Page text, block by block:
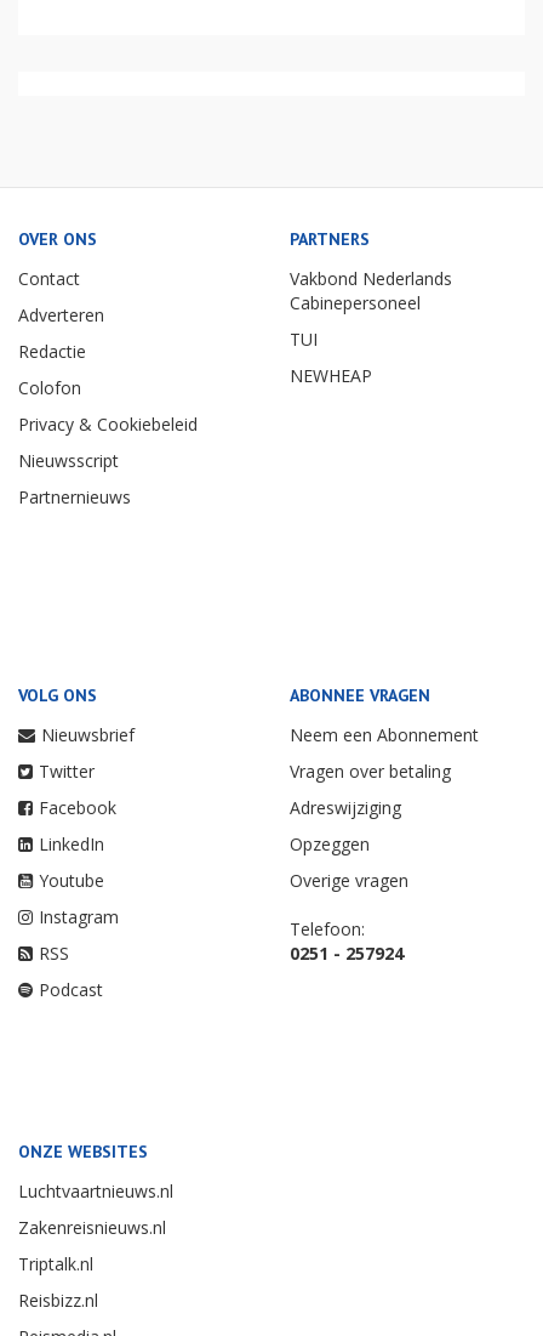
OVER ONS
Contact
Adverteren
Redactie
Colofon
Privacy & Cookiebeleid
Nieuwsscript
Partnernieuws
PARTNERS
Vakbond Nederlands
Cabinepersoneel
TUI
NEWHEAP
VOLG ONS
Nieuwsbrief
Twitter
Facebook
LinkedIn
Youtube
Instagram
RSS
Podcast
ABONNEE VRAGEN
Neem een Abonnement
Vragen over betaling
Adreswijziging
Opzeggen
Overige vragen
Telefoon:
0251 - 257924
ONZE WEBSITES
Luchtvaartnieuws.nl
Zakenreisnieuws.nl
Triptalk.nl
Reisbizz.nl